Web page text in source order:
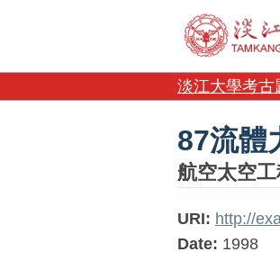
87流體
淡江大學考古
87流體
航空太空
URI: http://
Date: 1998